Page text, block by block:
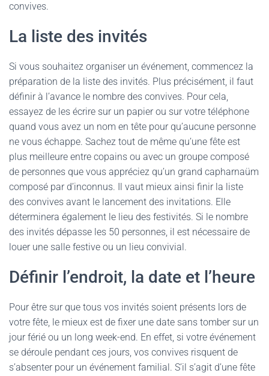
convives.
La liste des invités
Si vous souhaitez organiser un événement, commencez la
préparation de la liste des invités. Plus précisément, il faut
définir à l’avance le nombre des convives. Pour cela,
essayez de les écrire sur un papier ou sur votre téléphone
quand vous avez un nom en tête pour qu’aucune personne
ne vous échappe. Sachez tout de même qu’une fête est
plus meilleure entre copains ou avec un groupe composé
de personnes que vous appréciez qu’un grand capharnaüm
composé par d’inconnus. Il vaut mieux ainsi finir la liste
des convives avant le lancement des invitations. Elle
déterminera également le lieu des festivités. Si le nombre
des invités dépasse les 50 personnes, il est nécessaire de
louer une salle festive ou un lieu convivial.
Définir l’endroit, la date et l’heure
Pour être sur que tous vos invités soient présents lors de
votre fête, le mieux est de fixer une date sans tomber sur un
jour férié ou un long week-end. En effet, si votre événement
se déroule pendant ces jours, vos convives risquent de
s’absenter pour un événement familial. S’il s’agit d’une fête